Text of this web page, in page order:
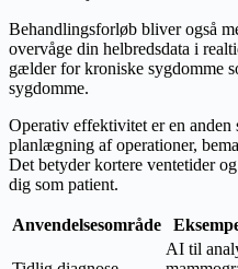
Behandlingsforløb bliver også
overvåge din helbredsdata i
gælder for kroniske sygdomme
sygdomme.
Operativ effektivitet er en
planlægning af operationer,
Det betyder kortere ventetider
dig som patient.
Anvendelsesområde
AI til